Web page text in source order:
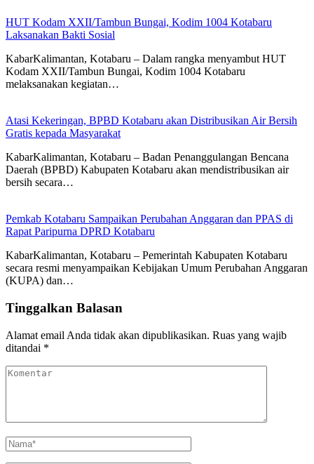
HUT Kodam XXII/Tambun Bungai, Kodim 1004 Kotabaru
Laksanakan Bakti Sosial
KabarKalimantan, Kotabaru – Dalam rangka menyambut HUT
Kodam XXII/Tambun Bungai, Kodim 1004 Kotabaru
melaksanakan kegiatan…
Atasi Kekeringan, BPBD Kotabaru akan Distribusikan Air Bersih
Gratis kepada Masyarakat
KabarKalimantan, Kotabaru – Badan Penanggulangan Bencana
Daerah (BPBD) Kabupaten Kotabaru akan mendistribusikan air
bersih secara…
Pemkab Kotabaru Sampaikan Perubahan Anggaran dan PPAS di
Rapat Paripurna DPRD Kotabaru
KabarKalimantan, Kotabaru – Pemerintah Kabupaten Kotabaru
secara resmi menyampaikan Kebijakan Umum Perubahan Anggaran
(KUPA) dan…
Tinggalkan Balasan
Alamat email Anda tidak akan dipublikasikan. Ruas yang wajib
ditandai *